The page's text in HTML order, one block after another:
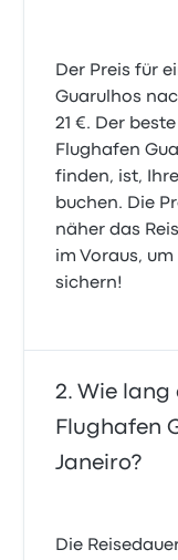
Der Preis für
Guarulhos
21 €. Der
Flughafen
finden, ist,
buchen. Die
näher das
im Voraus,
sichern!
Wie lang
Flughafen
Janeiro?
Die